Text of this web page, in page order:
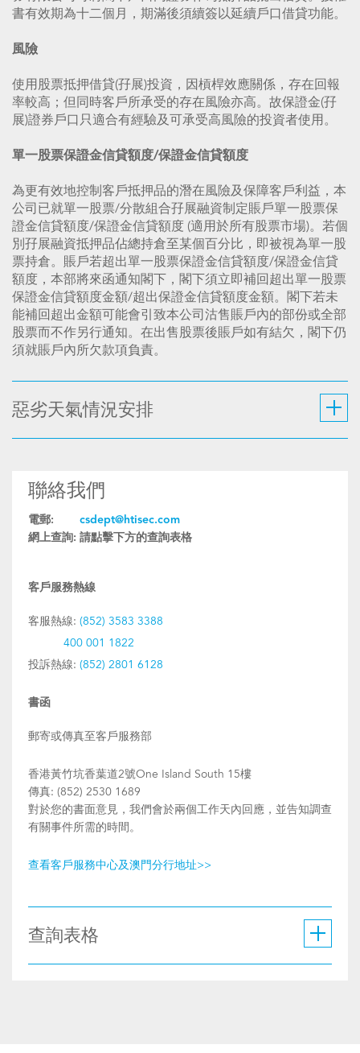
書有效期為十二個月，期滿後須續簽以延續戶口借貸功能。
風險
使用股票抵押借貸(孖展)投資，因槓桿效應關係，存在回報
率較高；但同時客戶所承受的存在風險亦高。故保證金(孖
展)證券戶口只適合有經驗及可承受高風險的投資者使用。
單一股票保證金信貸額度/保證金信貸額度
為更有效地控制客戶抵押品的潛在風險及保障客戶利益，本
公司已就單一股票/分散組合孖展融資制定賬戶單一股票保
證金信貸額度/保證金信貸額度 (適用於所有股票市場)。若個
別孖展融資抵押品佔總持倉至某個百分比，即被視為單一股
票持倉。賬戶若超出單一股票保證金信貸額度/保證金信貸
額度，本部將來函通知閣下，閣下須立即補回超出單一股票
保證金信貸額度金額/超出保證金信貸額度金額。閣下若未
能補回超出金額可能會引致本公司沽售賬戶內的部份或全部
股票而不作另行通知。在出售股票後賬戶如有結欠，閣下仍
須就賬戶內所欠款項負責。
惡劣天氣情況安排
聯絡我們
電郵:
csdept@htisec.com
網上查詢: 請點擊下方的查詢表格
客戶服務熱線
客服熱線: (852) 3583 3388
400 001 1822
投訴熱線: (852) 2801 6128
書函
郵寄或傳真至客戶服務部
香港黃竹坑香葉道2號One Island South 15樓
傳真: (852) 2530 1689
對於您的書面意見，我們會於兩個工作天內回應，並告知調查
有關事件所需的時間。
查看客戶服務中心及澳門分行地址>>
查詢表格